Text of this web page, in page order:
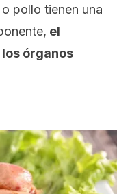
pollo tienen una
el
órganos